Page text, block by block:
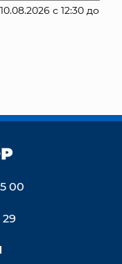
с 12:30 до
00
29